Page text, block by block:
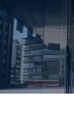
Zum
Inhalt
springen